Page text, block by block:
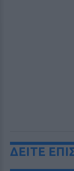
ΔΕΙΤΕ